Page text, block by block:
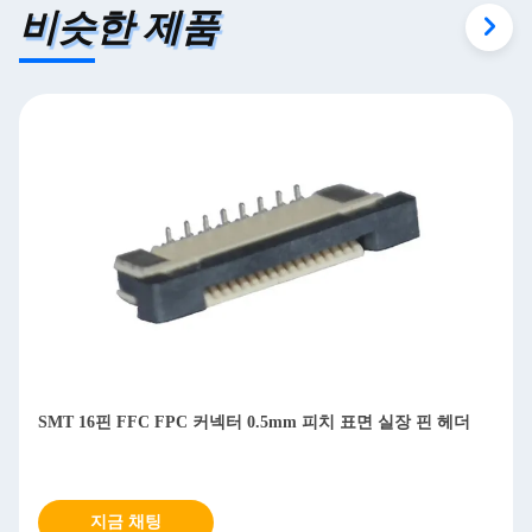
more eye strain during long sessions. Highly r
비슷한 제품
0.5mm 피치 표면 실장 핀 헤더 수평 수직 플렉시블 인쇄 회